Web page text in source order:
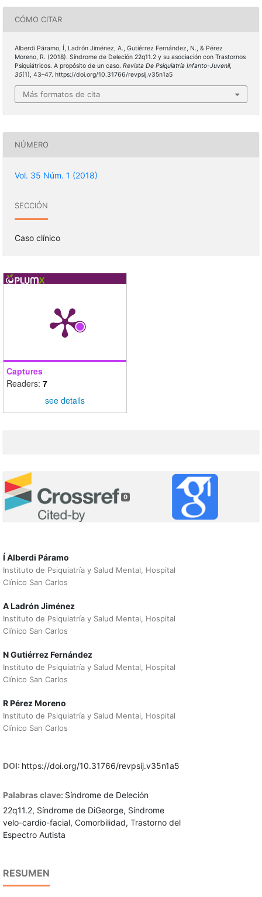
CÓMO CITAR
Alberdi Páramo, Í, Ladrón Jiménez, A., Gutiérrez Fernández, N., & Pérez
Moreno, R. (2018). Síndrome de Deleción 22q11.2 y su asociación con Trastornos
Psiquiátricos. A propósito de un caso. Revista De Psiquiatría Infanto-Juvenil,
35(1), 43–47. https://doi.org/10.31766/revpsij.v35n1a5
Más formatos de cita
NÚMERO
Vol. 35 Núm. 1 (2018)
SECCIÓN
Caso clínico
Captures
Readers: 7
see details
0
Í Alberdi Páramo
Instituto de Psiquiatría y Salud Mental, Hospital
Clínico San Carlos
A Ladrón Jiménez
Instituto de Psiquiatría y Salud Mental, Hospital
Clínico San Carlos
N Gutiérrez Fernández
Instituto de Psiquiatría y Salud Mental, Hospital
Clínico San Carlos
R Pérez Moreno
Instituto de Psiquiatría y Salud Mental, Hospital
Clínico San Carlos
DOI: https://doi.org/10.31766/revpsij.v35n1a5
Palabras clave: Síndrome de Deleción
22q11.2, Síndrome de DiGeorge, Síndrome
velo-cardio-facial, Comorbilidad, Trastorno del
Espectro Autista
RESUMEN